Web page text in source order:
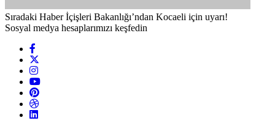
Sıradaki Haber İçişleri Bakanlığı’ndan Kocaeli için uyarı!
Sosyal medya hesaplarımızı keşfedin